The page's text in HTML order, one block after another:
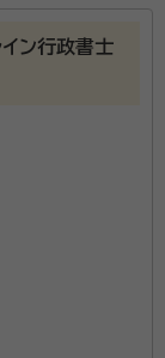
イザー2級
団法人航空技術
宇宙センター ロ
する業務を
合意の形成
とから揉め事
観点で紛争を
ます。 金融機
ている相続ア
2級
ン行政書士